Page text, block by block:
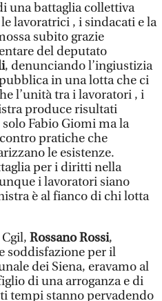
una battaglia collettiva
lavoratrici , i sindacati e la
subito grazie
del deputato
, denunciando l’ingiustizia
in una lotta che ci
l’unità tra i lavoratori , i
produce risultati
Fabio Giomi ma la
pratiche che
le esistenze.
per i diritti nella
i lavoratori siano
è al fianco di chi lotta
Rossano Rossi,
soddisfazione per il
dei Siena, eravamo al
di una arroganza e di
tempi stanno pervadendo